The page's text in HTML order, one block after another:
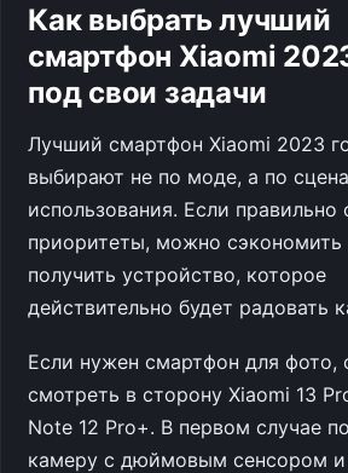
Как выбрать лучший
смартфон Xiaomi
под свои задачи
Лучший смартфон Xiaomi 2023
выбирают не по моде, а по
использования. Если правильно
приоритеты, можно сэкономить
получить устройство, которое
действительно будет радовать
Если нужен смартфон для фото,
смотреть в сторону Xiaomi 13
Note 12 Pro+. В первом случае
камеру с дюймовым сенсором и